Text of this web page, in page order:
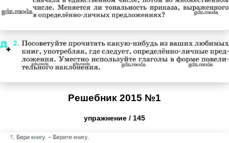
Решебник 2015 №1
упражнение / 145